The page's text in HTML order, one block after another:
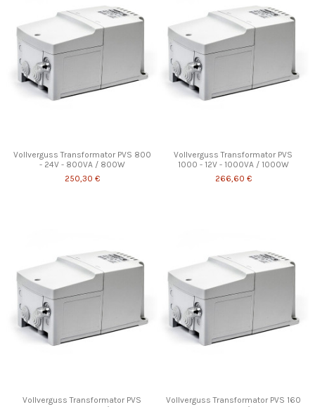
Vollverguss Transformator PVS 800
- 24V - 800VA / 800W
250,30 €
Vollverguss Transformator PVS
1000 - 12V - 1000VA / 1000W
266,60 €
Vollverguss Transformator PVS
Vollverguss Transformator PVS 160